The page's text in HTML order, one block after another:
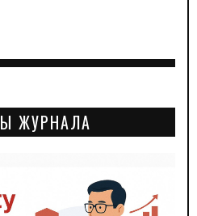
ЖУРНАЛА